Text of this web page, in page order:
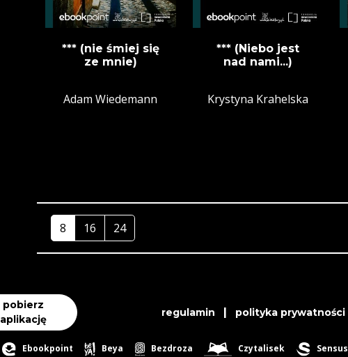
*** (nie śmiej się
ze mnie)
Adam Wiedemann
*** (Niebo jest
nad nami...)
Krystyna Krahelska
8 16 24
pobierz
aplikację
regulamin | polityka prywatności
Ebookpoint Beya Bezdroza Czytalisek Sensus